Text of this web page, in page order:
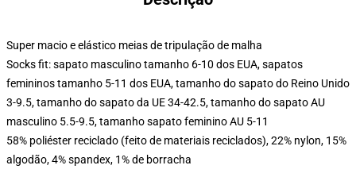
Super macio e elástico meias de tripulação de malha
Socks fit: sapato masculino tamanho 6-10 dos EUA, sapatos
femininos tamanho 5-11 dos EUA, tamanho do sapato do Reino Unido
3-9.5, tamanho do sapato da UE 34-42.5, tamanho do sapato AU
masculino 5.5-9.5, tamanho sapato feminino AU 5-11
58% poliéster reciclado (feito de materiais reciclados), 22% nylon, 15%
algodão, 4% spandex, 1% de borracha